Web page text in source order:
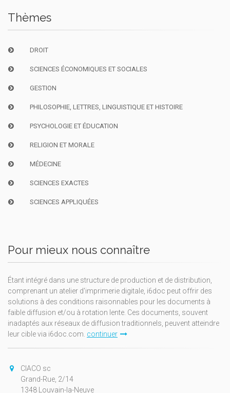
Thèmes
DROIT
SCIENCES ÉCONOMIQUES ET SOCIALES
GESTION
PHILOSOPHIE, LETTRES, LINGUISTIQUE ET HISTOIRE
PSYCHOLOGIE ET ÉDUCATION
RELIGION ET MORALE
MÉDECINE
SCIENCES EXACTES
SCIENCES APPLIQUÉES
Pour mieux nous connaître
Étant intégré dans une structure de production et de distribution,
comprenant un atelier d'imprimerie digitale, i6doc peut offrir des
solutions à des conditions raisonnables pour les documents à
faible diffusion et/ou à rotation lente. Ces documents, souvent
inadaptés aux réseaux de diffusion traditionnels, peuvent atteindre
leur cible via i6doc.com. continuer
CIACO sc
Grand-Rue, 2/14
1348 Louvain-la-Neuve